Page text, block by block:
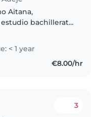
Aitana,
bachillerato
de semana
alguna excepción
Soy una persona
< 1 year
€8.00/hr
3